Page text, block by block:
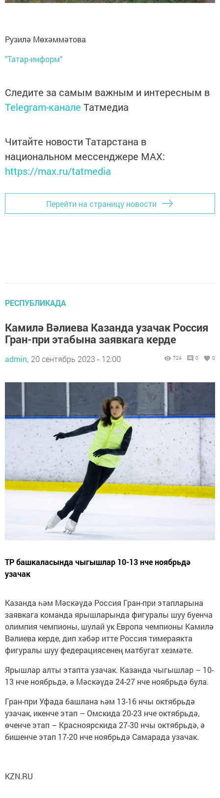
Рузилә Мөхәммәтова
"Татар-информ"
Следите за самым важным и интересным в
Telegram-канале Татмедиа
Читайте новости Татарстана в
национальном мессенджере MАХ:
https://max.ru/tatmedia
Перейти на страницу новости
РЕСПУБЛИКАДА
Камилә Вәлиева Казанда узачак Россия
Гран-при этабына заявкага керде
admin, 20 сентябрь 2023 - 12:00 724 0 0
ТР башкаласында чыгышлар 10-13 нче ноябрьдә
узачак
Казанда һәм Мәскәүдә Россия Гран-при этапларына
заявкага команда ярышларында фигуралы шуу буенча
олимпия чемпионы, шулай ук Европа чемпионы Камилә
Вәлиева керде, дип хәбәр итте Россия тимераякта
фигуралы шуу федерациясенең матбугат хезмәте.
Ярышлар алты этапта узачак. Казанда чыгышлар – 10-
13 нче ноябрьдә, ә Мәскәүдә 24-27 нче ноябрьдә була.
Гран-при Уфада башлана һәм 13-16 нчы октябрьдә
узачак, икенче этап – Омскида 20-23 нче октябрьдә,
өченче этап – Красноярскида 27-30 нчы октябрьдә, ә
бишенче этап 17-20 нче ноябрьдә Самарада узачак.
KZN.RU